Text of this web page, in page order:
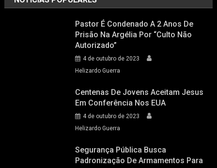
Pastor É Condenado A 2 Anos De
Prisão Na Argélia Por “culto Não
Autorizado”
4 de outubro de 2023
Helizardo Guerra
Centenas De Jovens Aceitam Jesus
Em Conferência Nos EUA
4 de outubro de 2023
Helizardo Guerra
Segurança Pública Busca
Padronização De Armamentos Para